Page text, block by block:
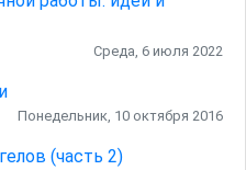
Среда, 6 июля 2022
Понедельник, 10 октября 2016
(часть 2)